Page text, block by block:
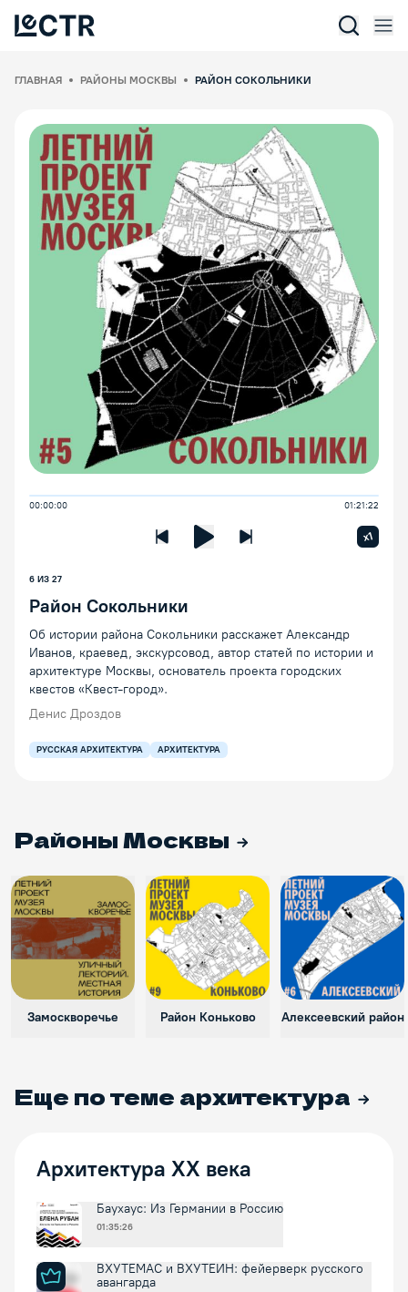
ГЛАВНАЯ РАЙОНЫ МОСКВЫ РАЙОН СОКОЛЬНИКИ
00:00:00 01:21:22
Предыдущая лекцияСледующая лекция
x1
6 ИЗ 27
Район Сокольники
Об истории района Сокольники расскажет Александр
Иванов, краевед, экскурсовод, автор статей по истории и
архитектуре Москвы, основатель проекта городских
квестов «Квест-город».
Денис Дроздов
РУССКАЯ АРХИТЕКТУРА АРХИТЕКТУРА
Районы Москвы
Замоскворечье Район Коньково Алексеевский район
Еще по теме архитектура
Архитектура XX века
Баухаус: Из Германии в Россию
01:35:26
ВХУТЕМАС и ВХУТЕИН: фейерверк русского
авангарда